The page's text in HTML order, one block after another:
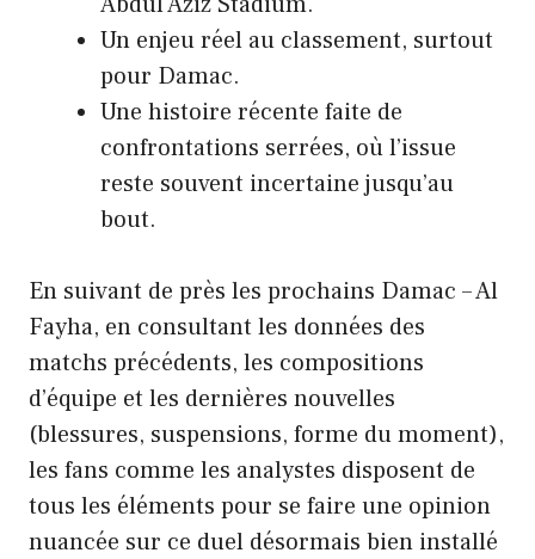
Un enjeu réel au classement, surtout
pour Damac.
Une histoire récente faite de
confrontations serrées, où l’issue
reste souvent incertaine jusqu’au
bout.
En suivant de près les prochains Damac – Al
Fayha, en consultant les données des
matchs précédents, les compositions
d’équipe et les dernières nouvelles
(blessures, suspensions, forme du moment),
les fans comme les analystes disposent de
tous les éléments pour se faire une opinion
nuancée sur ce duel désormais bien installé